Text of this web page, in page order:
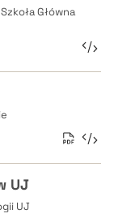
Główna
UJ
UJ